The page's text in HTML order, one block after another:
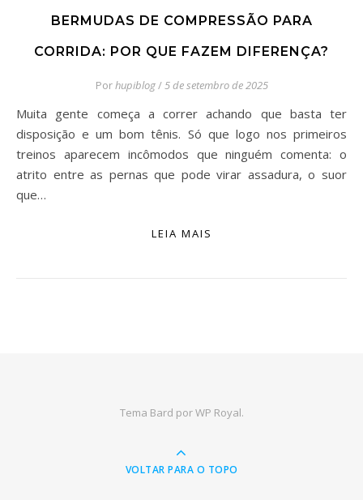
BERMUDAS DE COMPRESSÃO PARA
CORRIDA: POR QUE FAZEM DIFERENÇA?
Porhupiblog/5 de setembro de 2025
Muita gente começa a correr achando que basta ter
disposição e um bom tênis. Só que logo nos primeiros
treinos aparecem incômodos que ninguém comenta: o
atrito entre as pernas que pode virar assadura, o suor
que…
LEIA MAIS
Tema Bard porWP Royal.
VOLTAR PARA O TOPO